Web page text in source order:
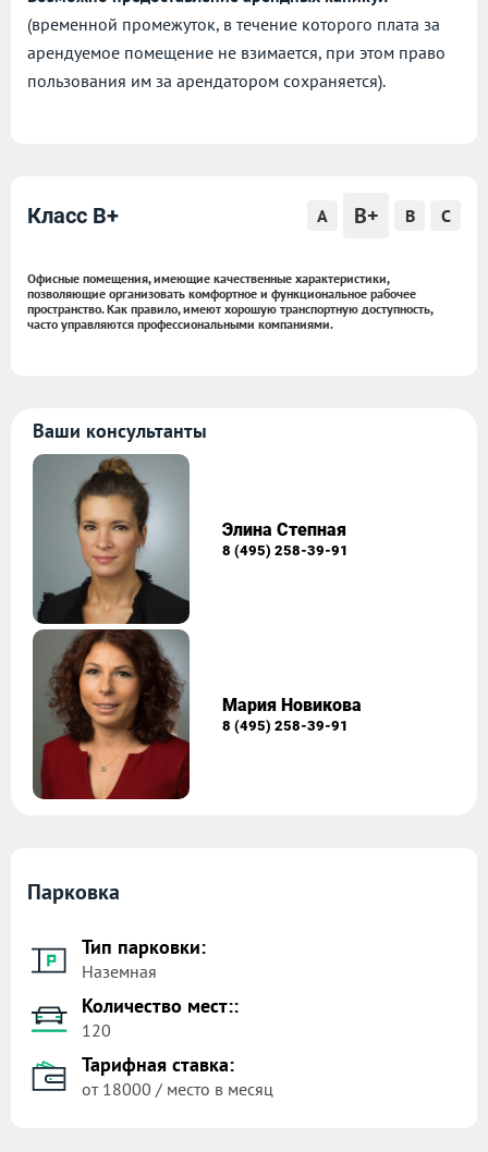
(временной промежуток, в течение которого плата за
арендуемое помещение не взимается, при этом право
пользования им за арендатором сохраняется).
Класс B+ A B+ B C
Офисные помещения, имеющие качественные характеристики,
позволяющие организовать комфортное и функциональное рабочее
пространство. Как правило, имеют хорошую транспортную доступность,
часто управляются профессиональными компаниями.
Ваши консультанты
Элина Степная
8 (495) 258-39-91
Мария Новикова
8 (495) 258-39-91
Парковка
Тип парковки:
Наземная
Количество мест::
120
Тарифная ставка:
от 18000 / место в месяц